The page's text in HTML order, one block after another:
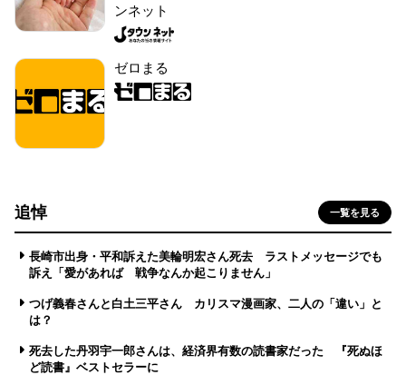
ンネット
ゼロまる
追悼 一覧を見る
長崎市出身・平和訴えた美輪明宏さん死去 ラストメッセージでも
訴え「愛があれば 戦争なんか起こりません」
つげ義春さんと白土三平さん カリスマ漫画家、二人の「違い」と
は？
死去した丹羽宇一郎さんは、経済界有数の読書家だった 『死ぬほ
ど読書』ベストセラーに